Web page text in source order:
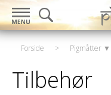
Forside > Pigmåtter ▼
Tilbehør